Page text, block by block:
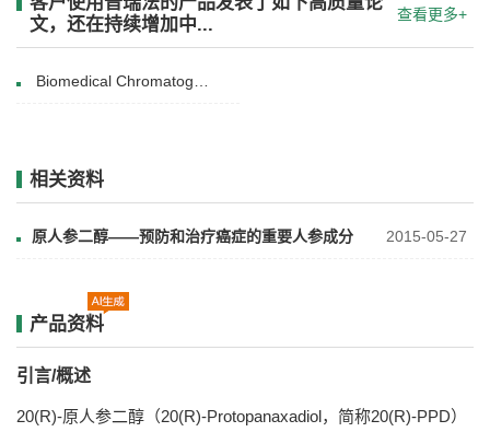
文，还在持续增加中...
查看更多+
Biomedical Chromatography(21 January 2021)
相关资料
原人参二醇——预防和治疗癌症的重要人参成分 2015-05-27
产品资料
引言/概述
20(R)-原人参二醇（20(R)-Protopanaxadiol，简称20(R)-PPD）